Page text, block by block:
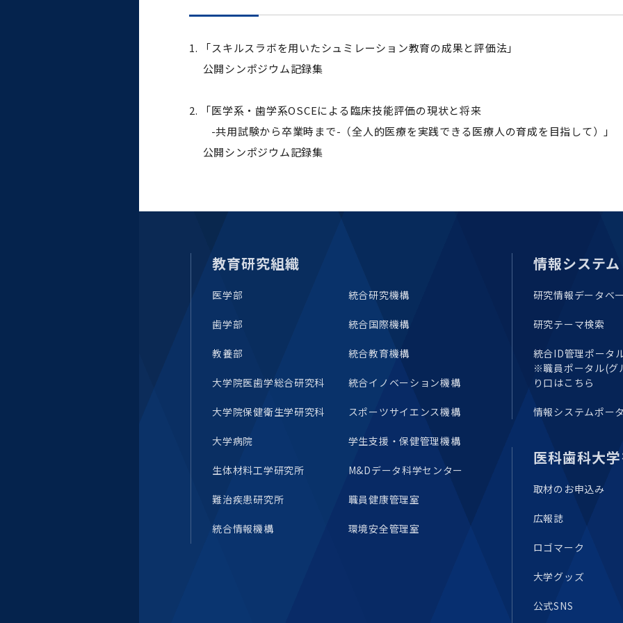
1. 「スキルスラボを用いたシュミレーション教育の成果と評価法」
公開シンポジウム記録集
2. 「医学系・歯学系OSCEによる臨床技能評価の現状と将来
-共用試験から卒業時まで-（全人的医療を実践できる医療人の育成を目指して）」
公開シンポジウム記録集
教育研究組織
医学部
歯学部
教養部
大学院医歯学総合研究科
大学院保健衛生学研究科
大学病院
生体材料工学研究所
難治疾患研究所
統合情報機構
統合研究機構
統合国際機構
統合教育機構
統合イノベーション機構
スポーツサイエンス機構
学生支援・保健管理機構
M&Dデータ科学センター
職員健康管理室
環境安全管理室
情報システム
研究情報データベ
研究テーマ検索
統合ID管理ポータ
※職員ポータル(グ
り口はこちら
情報システムポー
医科歯科大
取材のお申込み
広報誌
ロゴマーク
大学グッズ
公式SNS